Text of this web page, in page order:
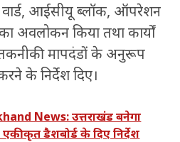
आईसीयू ब्लॉक, ऑपरेशन
अवलोकन किया तथा कार्यों
मापदंडों के अनुरूप
के निर्देश दिए।
News: उत्तराखंड बनेगा
डैशबोर्ड के दिए निर्देश